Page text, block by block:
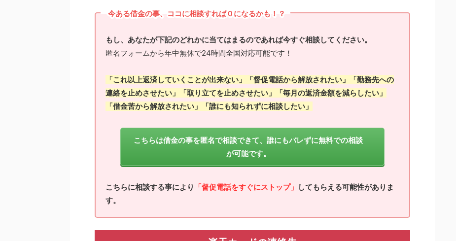
今ある借金の事、ココに相談すれば０になるかも！？
もし、あなたが下記のどれかに当てはまるのであれば今すぐ相談してください。
匿名フォームから年中無休で24時間全国対応可能です！
「これ以上返済していくことが出来ない」「督促電話から解放されたい」「勤務先への
連絡を止めさせたい」「取り立てを止めさせたい」「毎月の返済金額を減らしたい」
「借金苦から解放されたい」「誰にも知られずに相談したい」
こちらは借金の事を匿名で相談できて、誰にもバレずに無料での相談
が可能です。
こちらに相談する事により 「督促電話をすぐにストップ」 してもらえる可能性がありま
す。